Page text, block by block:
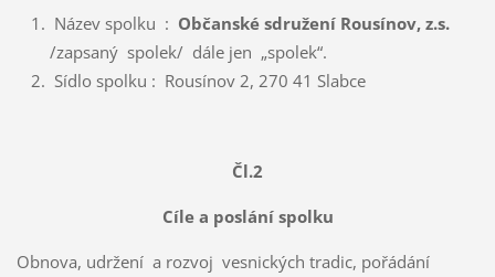
Název spolku : Občanské sdružení Rousínov, z.s.
/zapsaný spolek/ dále jen „spolek“.
Sídlo spolku : Rousínov 2, 270 41 Slabce
Čl.2
Cíle a poslání spolku
Obnova, udržení a rozvoj vesnických tradic, pořádání